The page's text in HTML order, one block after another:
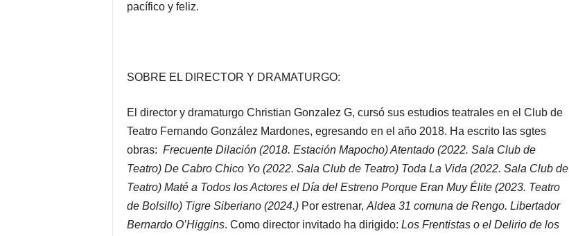
pacífico y feliz.
SOBRE EL DIRECTOR Y DRAMATURGO:
El director y dramaturgo Christian Gonzalez G, cursó sus estudios teatrales en el Club de
Teatro Fernando González Mardones, egresando en el año 2018. Ha escrito las sgtes
obras: Frecuente Dilación (2018. Estación Mapocho) Atentado (2022. Sala Club de
Teatro) De Cabro Chico Yo (2022. Sala Club de Teatro) Toda La Vida (2022. Sala Club de
Teatro) Maté a Todos los Actores el Día del Estreno Porque Eran Muy Élite (2023. Teatro
de Bolsillo) Tigre Siberiano (2024.) Por estrenar, Aldea 31 comuna de Rengo. Libertador
Bernardo O’Higgins. Como director invitado ha dirigido: Los Frentistas o el Delirio de los